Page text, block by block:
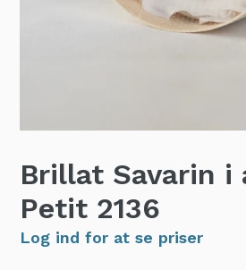
Brillat Savarin i
Petit 2136
Log ind for at se priser